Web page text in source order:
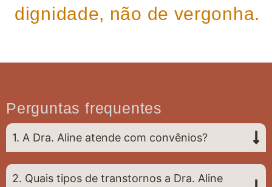
dignidade, não de vergonha.
Perguntas frequentes
1. A Dra. Aline atende com convênios?
2. Quais tipos de transtornos a Dra. Aline